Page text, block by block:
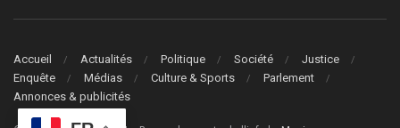
Accueil Actualités Politique Société
Justice
Enquête
Médias Culture & Sports
Parlement
Annonces & publicités